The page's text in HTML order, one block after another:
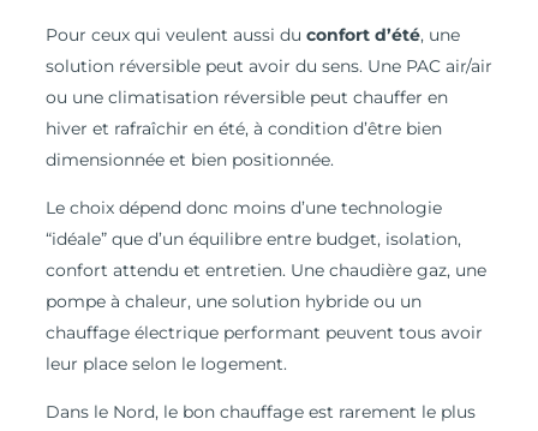
Pour ceux qui veulent aussi du confort d’été, une
solution réversible peut avoir du sens. Une PAC air/air
ou une climatisation réversible peut chauffer en
hiver et rafraîchir en été, à condition d’être bien
dimensionnée et bien positionnée.
Le choix dépend donc moins d’une technologie
“idéale” que d’un équilibre entre budget, isolation,
confort attendu et entretien. Une chaudière gaz, une
pompe à chaleur, une solution hybride ou un
chauffage électrique performant peuvent tous avoir
leur place selon le logement.
Dans le Nord, le bon chauffage est rarement le plus